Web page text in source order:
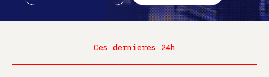
Ces dernieres 24h